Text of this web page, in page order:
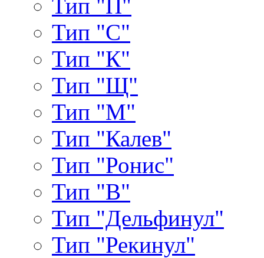
Тип "П"
Тип "С"
Тип "К"
Тип "Щ"
Тип "М"
Тип "Калев"
Тип "Ронис"
Тип "В"
Тип "Дельфинул"
Тип "Рекинул"